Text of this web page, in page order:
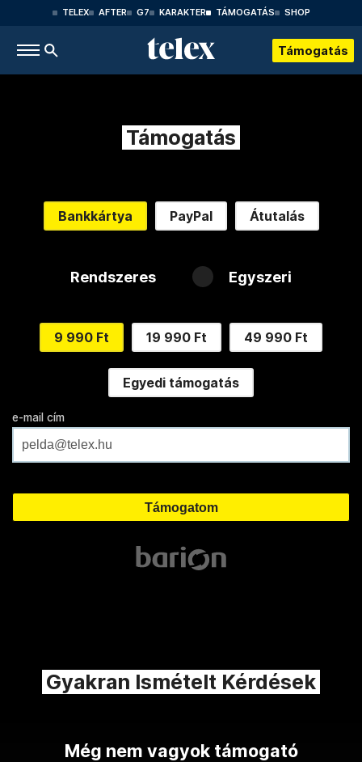
TELEX AFTER G7 KARAKTER TÁMOGATÁS SHOP
Támogatás
Támogatás
Bankkártya PayPal Átutalás
Rendszeres Egyszeri
9 990 Ft 19 990 Ft 49 990 Ft
Egyedi támogatás
e-mail cím
Gyakran Ismételt Kérdések
Még nem vagyok támogató